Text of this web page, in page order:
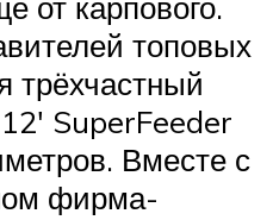
топовых
трёхчастный
SuperFeeder
Вместе с
фирма-